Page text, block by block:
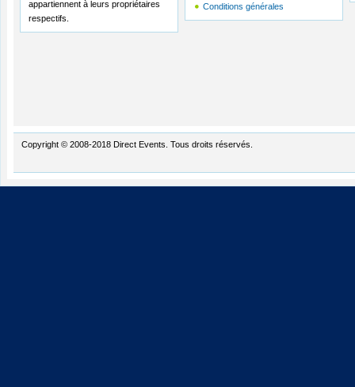
appartiennent à leurs propriétaires
respectifs.
Conditions générales
Copyright © 2008-2018 Direct Events. Tous droits réservés.